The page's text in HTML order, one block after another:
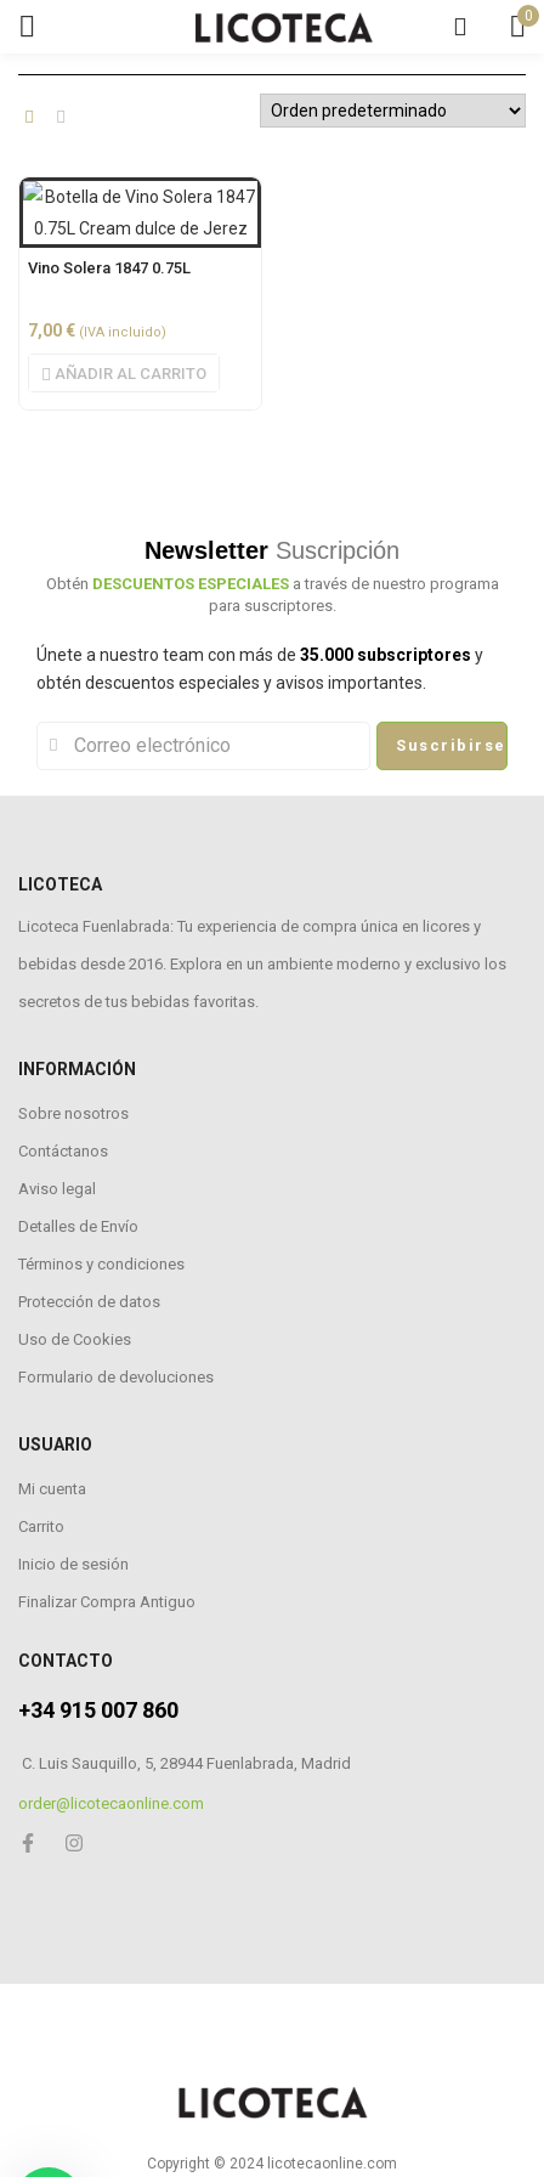
0
Vino Solera 1847 0.75L
7,00 € (IVA incluido)
AÑADIR AL CARRITO
Newsletter Suscripción
Obtén DESCUENTOS ESPECIALES a través de nuestro programa
para suscriptores.
Únete a nuestro team con más de 35.000 subscriptores y
obtén descuentos especiales y avisos importantes.
Suscribirse
LICOTECA
Licoteca Fuenlabrada: Tu experiencia de compra única en licores y
bebidas desde 2016. Explora en un ambiente moderno y exclusivo los
secretos de tus bebidas favoritas.
INFORMACIÓN
Sobre nosotros
Contáctanos
Aviso legal
Detalles de Envío
Términos y condiciones
Protección de datos
Uso de Cookies
Formulario de devoluciones
USUARIO
Mi cuenta
Carrito
Inicio de sesión
Finalizar Compra Antiguo
CONTACTO
+34 915 007 860
C. Luis Sauquillo, 5, 28944 Fuenlabrada, Madrid
order@licotecaonline.com
Copyright © 2024 licotecaonline.com